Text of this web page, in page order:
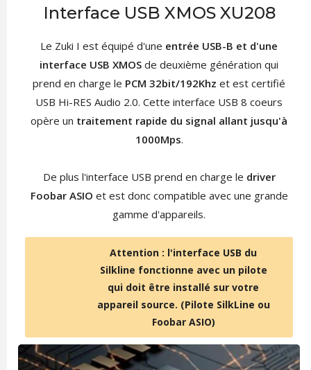
Interface USB XMOS XU208
Le Zuki I est équipé d'une entrée USB-B et d'une
interface USB XMOS de deuxième génération qui
prend en charge le PCM 32bit/192Khz et est certifié
USB Hi-RES Audio 2.0. Cette interface USB 8 coeurs
opère un traitement rapide du signal allant jusqu'à
1000Mps.
De plus l'interface USB prend en charge le driver
Foobar ASIO et est donc compatible avec une grande
gamme d'appareils.
Attention : l'interface USB du
Silkline fonctionne avec un pilote
qui doit être installé sur votre
appareil source. (Pilote SilkLine ou
Foobar ASIO)